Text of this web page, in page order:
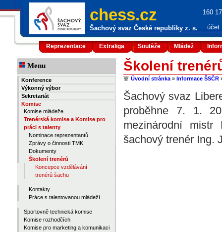
chess.cz
Šachový svaz České republiky z. s.
160
účet
Reprezentace Extraliga Soutěže Mládež
Menu
Konference
Výkonný výbor
Sekretariát
Komise
Komise mládeže
Trenérská komise a Komise pro
práci s talenty
Nominace reprezentantů
Zprávy o činnosti TMK
Dokumenty
Školení trenérů
Koncepce vzdělávání
trenérů šachu
Kontakty
Práce s talentovanou mládeží
Sportovně technická komise
Komise rozhodčích
Komise pro marketing a komunikaci
Školení
Úvodní stránka » Informace ŠSČR
Šachový svaz
proběhne 7. 1.
mezinárodní
šachový trenér Ing.